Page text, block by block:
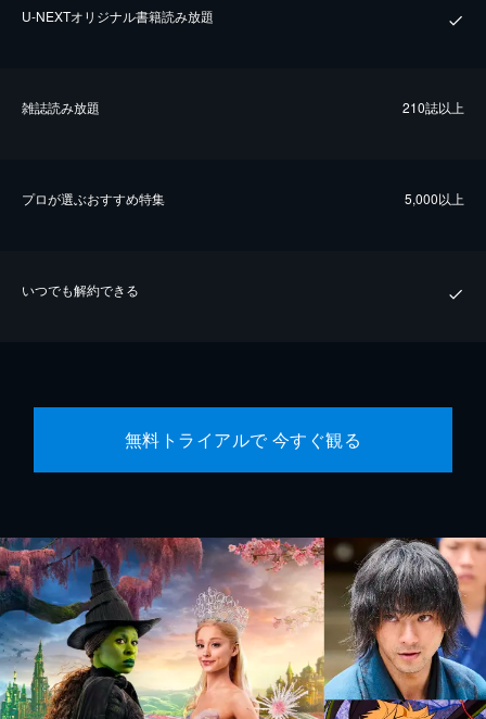
U-NEXTオリジナル書籍読み放題
雑誌読み放題 210誌以上
プロが選ぶおすすめ特集 5,000以上
いつでも解約できる
無料トライアルで 今すぐ観る